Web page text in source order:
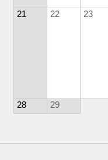
21 22 23
28 29